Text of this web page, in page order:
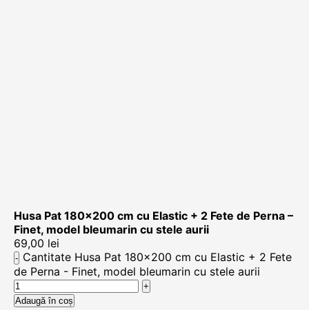
Husa Pat 180×200 cm cu Elastic + 2 Fete de Perna –
Finet, model bleumarin cu stele aurii
69,00 lei
Cantitate Husa Pat 180x200 cm cu Elastic + 2 Fete
de Perna - Finet, model bleumarin cu stele aurii
Adaugă în coș